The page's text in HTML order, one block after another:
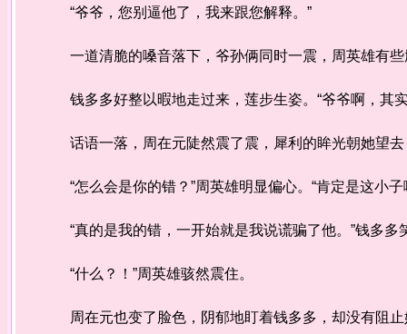
“爷爷，您别逼他了，我来跟您解释。”
一道清脆的嗓音落下，爷孙俩同时一震，周英雄有些
钱多多好整以暇地走过来，莲步生姿。“爷爷啊，其
话语一落，周在元陡然震了震，犀利的眸光朝她望去
“怎么会是你的错？”周英雄明显偏心。“肯定是这小子
“真的是我的错，一开始就是我说谎骗了他。”钱多多
“什么？！”周英雄骇然震住。
周在元也变了脸色，阴郁地盯着钱多多，却没有阻止